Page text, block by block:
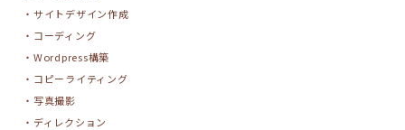
・サイトデザイン作成
・コーディング
・Wordpress構築
・コピーライティング
・写真撮影
・ディレクション